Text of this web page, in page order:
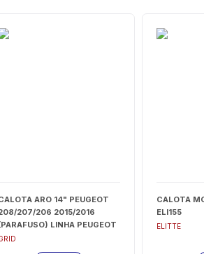
ARO 14" PEUGEOT
207/206 2015/2016
LINHA PEUGEOT
G410CB
CALOTA
ELI155
ELITTE